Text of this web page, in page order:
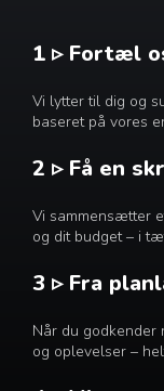
1 ▹ Fortæl
Vi lytter til dig og
baseret på vores
2 ▹ Få en
Vi sammensætter
og dit budget – i
3 ▹ Fra
Når du godkender
og oplevelser –